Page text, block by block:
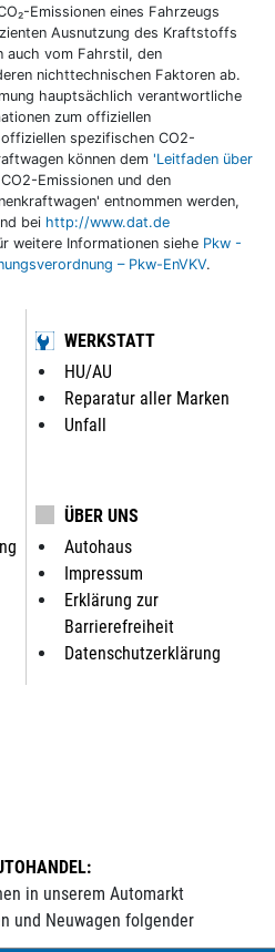
Emissionen eines Fahrzeugs
Ausnutzung des Kraftstoffs
auch vom Fahrstil, den
nichttechnischen Faktoren ab.
hauptsächlich verantwortliche
zum offiziellen
spezifischen CO2-
können dem 'Leitfaden über
Emissionen und den
entnommen werden,
bei http://www.dat.de
weitere Informationen siehe Pkw -
– Pkw-EnVKV.
WERKSTATT
HU/AU
Reparatur aller Marken
Unfall
ÜBER UNS
Autohaus
Impressum
Erklärung zur
Barrierefreiheit
Datenschutzerklärung
in unserem Automarkt
und Neuwagen folgender